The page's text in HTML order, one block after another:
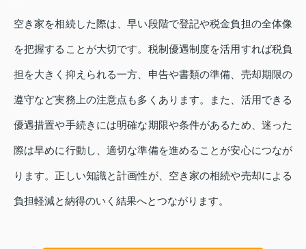
空き家を相続した際は、早い段階で登記や税金負担の全体像
を把握することが大切です。税制優遇制度を活用すれば税負
担を大きく抑えられる一方、申告や書類の準備、売却期限の
遵守など実務上の注意点も多くあります。また、活用できる
優遇措置や手続きには明確な期限や条件があるため、迷った
際は早めに行動し、適切な準備を進めることが安心につなが
ります。正しい知識と計画性が、空き家の相続や売却による
負担軽減と納得のいく結果へとつながります。